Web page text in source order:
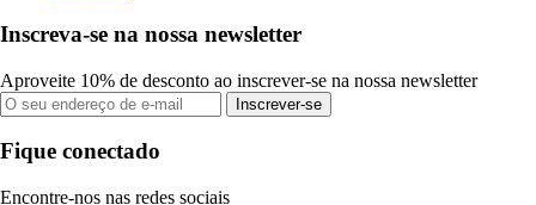
Inscreva-se na nossa newsletter
Aproveite 10% de desconto ao inscrever-se na nossa newsletter
Inscrever-se
Fique conectado
Encontre-nos nas redes sociais